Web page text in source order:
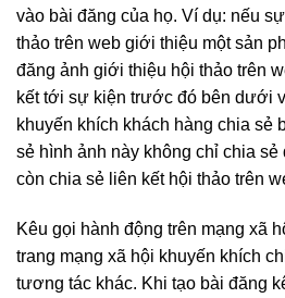
vào bài đăng của họ. Ví dụ: nếu
thảo trên web giới thiệu một sản
đăng ảnh giới thiệu hội thảo trên
kết tới sự kiện trước đó bên dưới
khuyến khích khách hàng chia sẻ
sẻ hình ảnh này không chỉ chia sẻ
còn chia sẻ liên kết hội thảo trên
Kêu gọi hành động trên mạng xã
trang mạng xã hội khuyến khích
tương tác khác. Khi tạo bài đăng